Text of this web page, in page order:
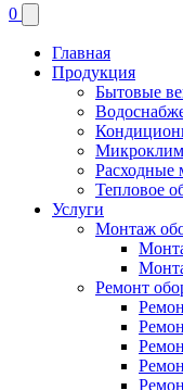
0
Главная
Продукция
Бытовые
Расходные
Тепловое
Услуги
Монтаж
Ремонт